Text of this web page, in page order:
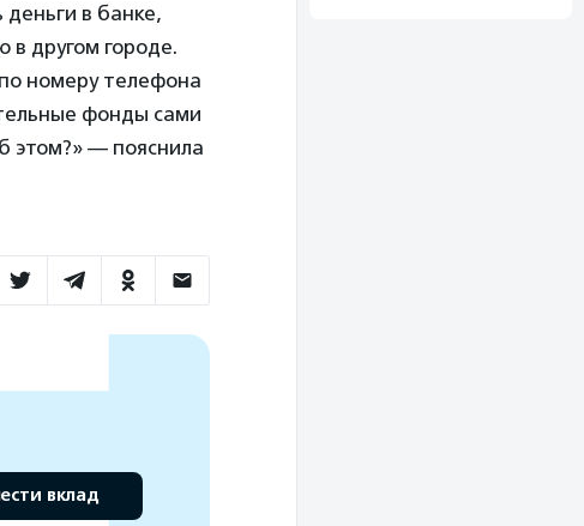
в банке,
в другом городе.
номеру телефона
фонды сами
этом?» — пояснила
вклад